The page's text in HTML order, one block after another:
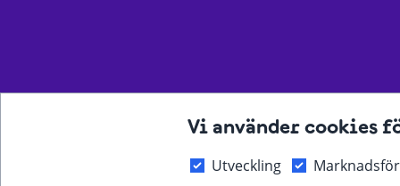
Vi använder cookies
Utveckling